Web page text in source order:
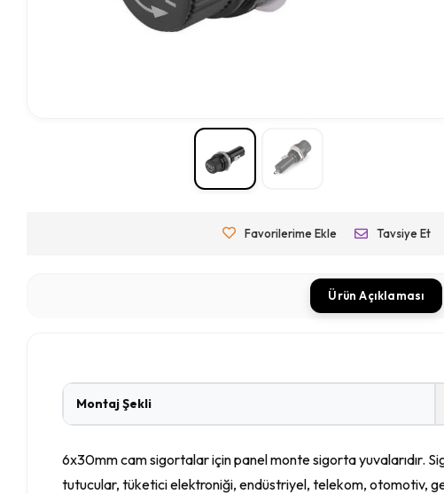
Favorilerime Ekle Tavsiye Et
Ürün Açıklaması
Montaj Şekli
6x30mm cam sigortalar için panel monte sigorta yuvalarıdır.
tutucular, tüketici elektroniği, endüstriyel, telekom, otomotiv,